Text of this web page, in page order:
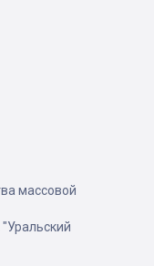
массовой
"Уральский